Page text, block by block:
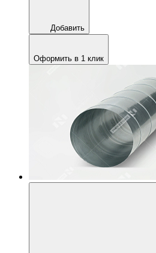
Добавить
Оформить в 1 клик